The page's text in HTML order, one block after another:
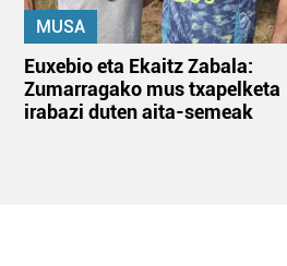
MUSA
Euxebio eta Ekaitz Zabala:
Zumarragako mus txapelketa
irabazi duten aita-semeak